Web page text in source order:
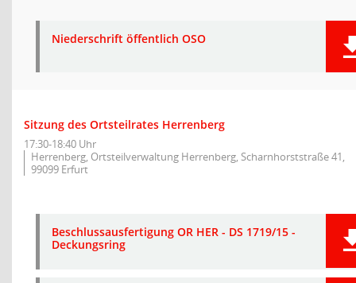
Niederschrift öffentlich OSO
Sitzung des Ortsteilrates Herrenberg
17:30-18:40 Uhr
Herrenberg, Ortsteilverwaltung Herrenberg, Scharnhorststraße 41,
99099 Erfurt
Beschlussausfertigung OR HER - DS 1719/15 -
Deckungsring